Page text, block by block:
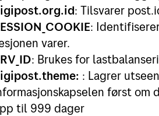
: Tilsvarer
:
varer.
: Brukes for
: Lagrer
først om
til 999 dager